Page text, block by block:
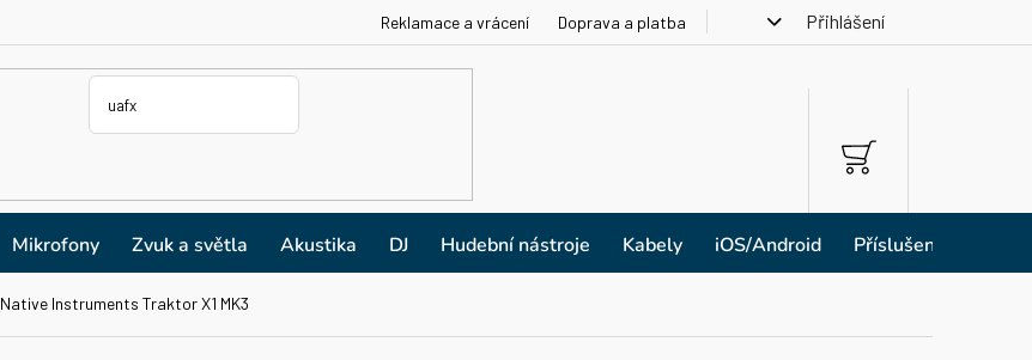
Reklamace a vrácení Doprava a platba Přihlášení
NÁKUPNÍ
KOŠÍK
Mikrofony Zvuk a světla Akustika DJ Hudební nástroje Kabely iOS/Android Příslušenství
Native Instruments Traktor X1 MK3